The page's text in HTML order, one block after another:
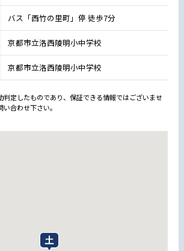
バス「西竹の里町」停 徒歩7分
京都市立洛西陵明小中学校
京都市立洛西陵明小中学校
定したものであり、保証できる情報ではございませ
合わせ下さい。